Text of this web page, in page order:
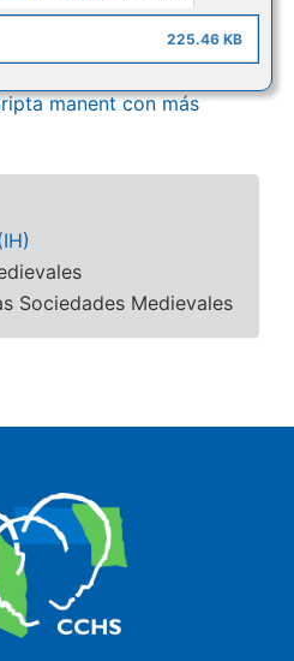
225.46 KB
manent con más
Sociedades Medievales